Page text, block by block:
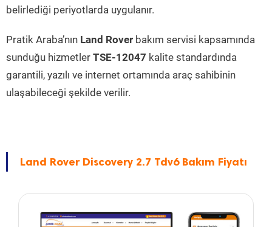
belirlediği periyotlarda uygulanır.
Pratik Araba’nın Land Rover bakım servisi kapsamında
sunduğu hizmetler TSE-12047 kalite standardında
garantili, yazılı ve internet ortamında araç sahibinin
ulaşabileceği şekilde verilir.
Land Rover Discovery 2.7 Tdv6 Bakım Fiyatı